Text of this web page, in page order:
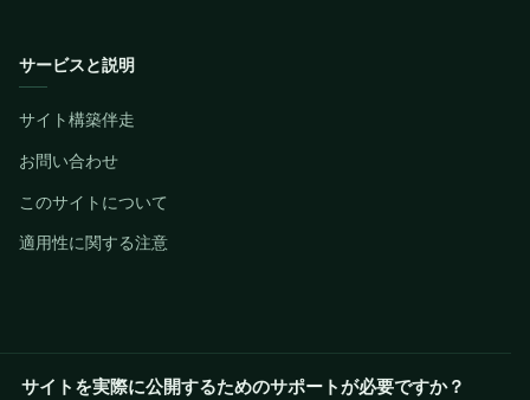
サービスと説明
サイト構築伴走
お問い合わせ
このサイトについて
適用性に関する注意
サイトを実際に公開するためのサポートが必要ですか？